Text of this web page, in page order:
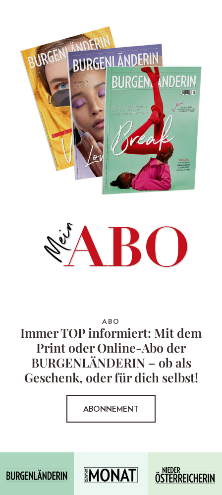
ABO
Immer TOP informiert: Mit dem
Print oder Online-Abo der
BURGENLÄNDERIN – ob als
Geschenk, oder für dich selbst!
ABONNEMENT